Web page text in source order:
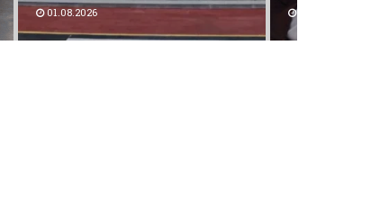
01.08.2026 30.07.2026